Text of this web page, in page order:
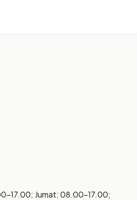
Jumat: 08.00–17.00;